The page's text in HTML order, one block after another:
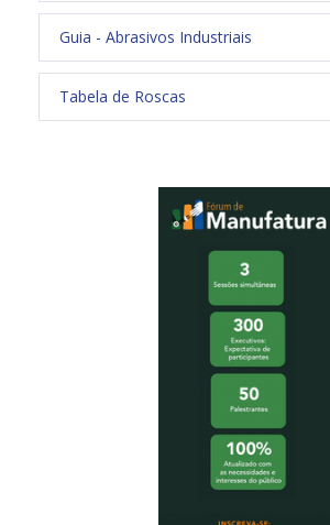
Guia - Abrasivos Industriais
Tabela de Roscas